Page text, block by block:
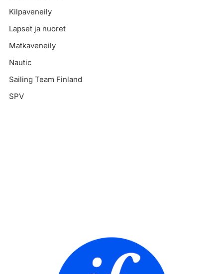
Kilpaveneily
Lapset ja nuoret
Matkaveneily
Nautic
Sailing Team Finland
SPV